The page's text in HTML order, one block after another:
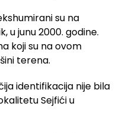
su na
u junu 2000. godine.
koji su na ovom
terena.
identifikacija nije bila
Sejfići u